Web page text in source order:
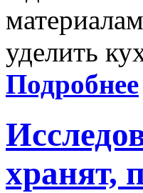
уделить
Подробнее
хранят,